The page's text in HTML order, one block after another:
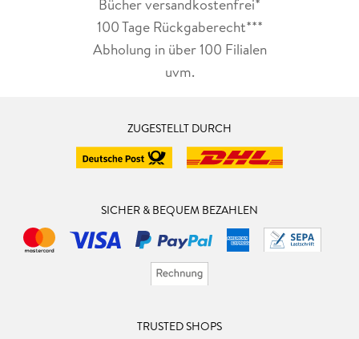
Bücher versandkostenfrei*
100 Tage Rückgaberecht***
Abholung in über 100 Filialen
uvm.
ZUGESTELLT DURCH
SICHER & BEQUEM BEZAHLEN
TRUSTED SHOPS